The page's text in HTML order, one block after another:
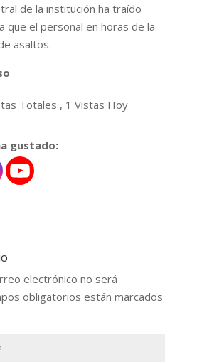
de la institución ha traído
que el personal en horas de la
asaltos.
Totales , 1 Vistas Hoy
gustado:
electrónico no será
obligatorios están marcados